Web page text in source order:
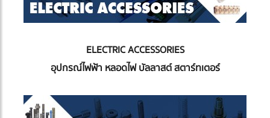
ELECTRIC ACCESSORIES
อุปกรณ์ไฟฟ้า หลอดไฟ บัลลาสต์ สตาร์ทเตอร์